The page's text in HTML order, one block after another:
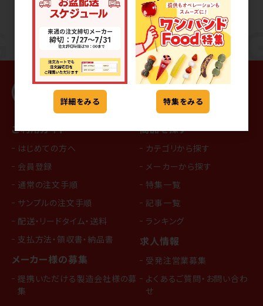
ご利用ガイド
はじめての方へ
会員登録
通常の注文手順
サンプルの注文手順
配送・リードタイム・送料
支払方法・領収書・納品書
メーカー様の募集
提携いただける製造会社様の募
集
商品を探す
カテゴリから探す
メーカーから探す
特集一覧
記事一覧
ランキング
求人情報
受発注営業募集
よくあるご質問・お問い合わ
せ
詳細をみる 特集をみる